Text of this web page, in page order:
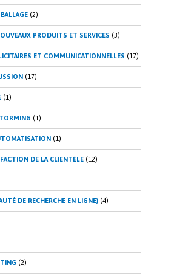
(2)
PRODUITS ET SERVICES (3)
ET COMMUNICATIONNELLES (17)
(17)
(1)
(1)
(1)
DE LA CLIENTÈLE (12)
DE RECHERCHE EN LIGNE) (4)
(2)